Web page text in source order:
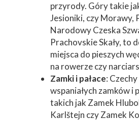
przyrody. Góry takie
Jesioniki, czy Morawy,
Narodowy Czeska
Prachovskie Skały, to
miejsca do pieszych
na rowerze czy
Zamki i pałace: Czechy
wspaniałych zamków i
takich jak Zamek
Karlštejn czy Zamek